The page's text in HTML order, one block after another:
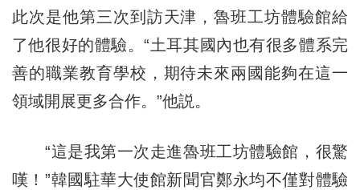
此次是他第三次到訪天津，魯班工坊體驗館給
了他很好的體驗。“土耳其國內也有很多體系完
善的職業教育學校，期待未來兩國能夠在這一
領域開展更多合作。”他説。
“這是我第一次走進魯班工坊體驗館，很驚
嘆！”韓國駐華大使館新聞官鄭永均不僅對體驗